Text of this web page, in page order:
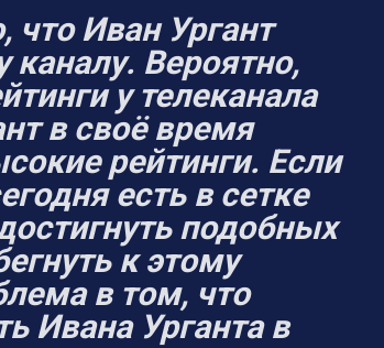
что Иван Ургант
Вероятно,
у телеканала
в своё время
рейтинги. Если
есть в сетке
подобных
к этому
в том, что
Ивана Урганта в